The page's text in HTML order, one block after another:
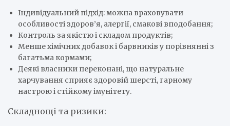
Індивідуальний підхід: можна враховувати
особливості здоров’я, алергії, смакові вподобання;
Контроль за якістю і складом продуктів;
Менше хімічних добавок і барвників у порівнянні з
багатьма кормами;
Деякі власники переконані, що натуральне
харчування сприяє здоровій шерсті, гарному
настрою і стійкому імунітету.
Складнощі та ризики: